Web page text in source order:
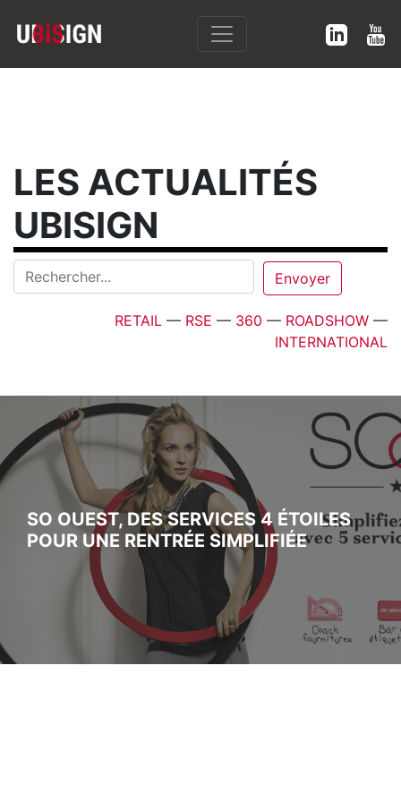
LES ACTUALITÉS
UBISIGN
RETAIL — RSE — 360 — ROADSHOW —
INTERNATIONAL
SO OUEST, DES SERVICES 4 ÉTOILES
POUR UNE RENTRÉE SIMPLIFIÉE